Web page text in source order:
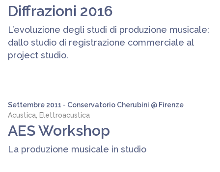
Diffrazioni 2016
L’evoluzione degli studi di produzione musicale:
dallo studio di registrazione commerciale al
project studio.
Settembre 2011 - Conservatorio Cherubini @ Firenze
Acustica, Elettroacustica
AES Workshop
La produzione musicale in studio